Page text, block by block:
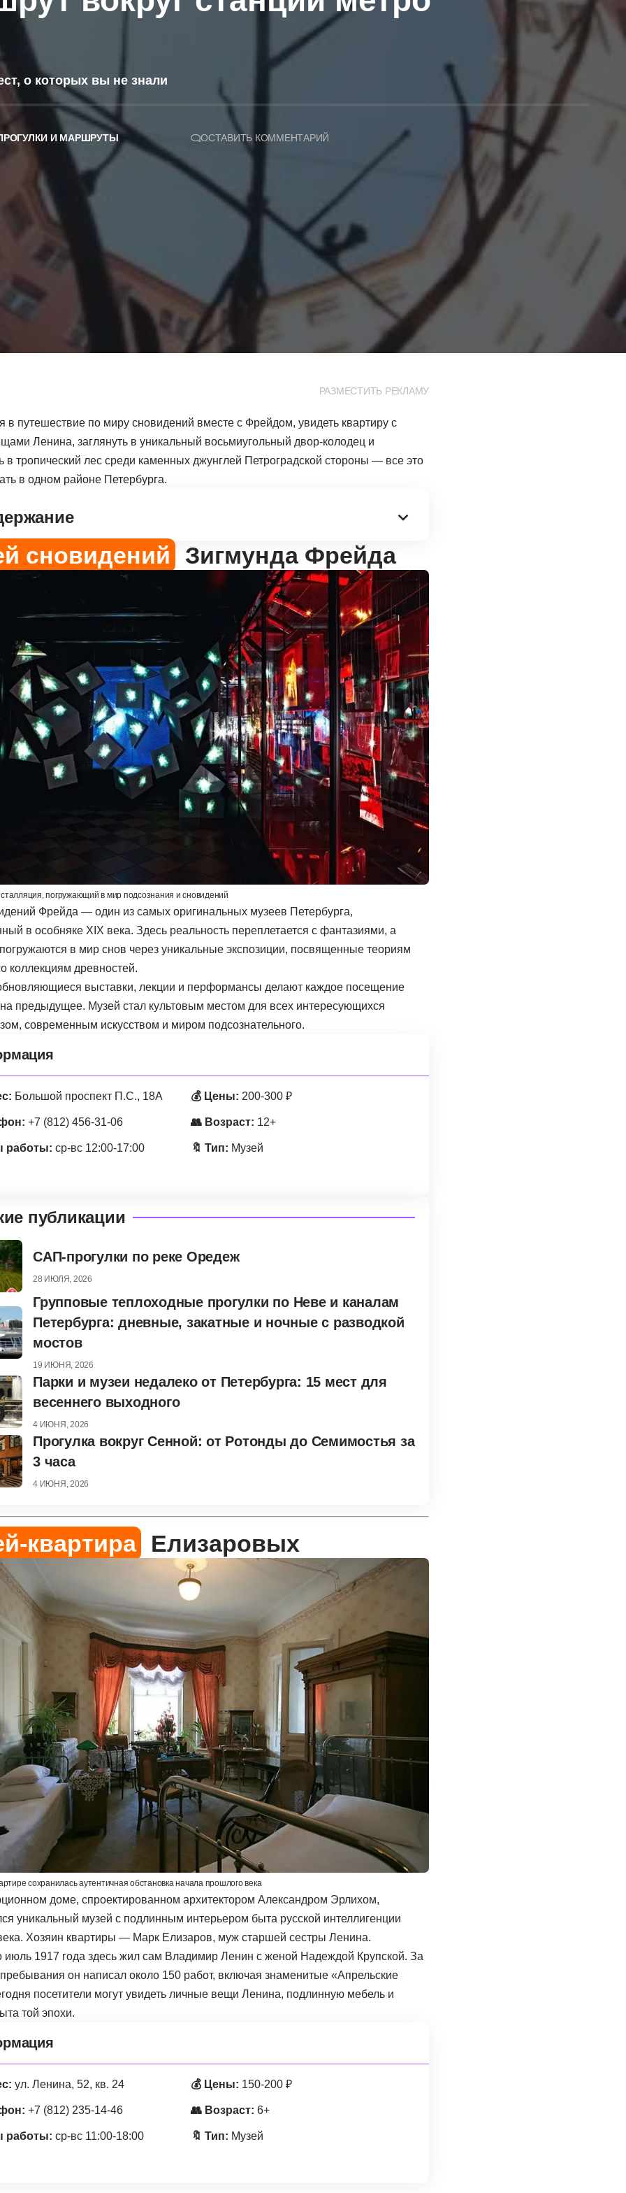
о которых вы не знали
И МАРШРУТЫ ОСТАВИТЬ КОММЕНТАРИЙ
РАЗМЕСТИТЬ РЕКЛАМУ
в путешествие по миру сновидений вместе с Фрейдом, увидеть квартиру с
Ленина, заглянуть в уникальный восьмиугольный двор-колодец и
в тропический лес среди каменных джунглей Петроградской стороны — все это
в одном районе Петербурга.
сновидений Зигмунда Фрейда
погружающий в мир подсознания и сновидений
Фрейда — один из самых оригинальных музеев Петербурга,
в особняке XIX века. Здесь реальность переплетается с фантазиями, а
в мир снов через уникальные экспозиции, посвященные теориям
коллекциям древностей.
выставки, лекции и перформансы делают каждое посещение
предыдущее. Музей стал культовым местом для всех интересующихся
современным искусством и миром подсознательного.
Большой проспект П.С., 18А 💰 Цены: 200-300 ₽
+7 (812) 456-31-06 👥 Возраст: 12+
работы: ср-вс 12:00-17:00 🔖 Тип: Музей
публикации
САП-прогулки по реке Оредеж
28 ИЮЛЯ, 2026
Групповые теплоходные прогулки по Неве и каналам
Петербурга: дневные, закатные и ночные с разводкой
мостов
19 ИЮНЯ, 2026
Парки и музеи недалеко от Петербурга: 15 мест для
весеннего выходного
4 ИЮНЯ, 2026
Прогулка вокруг Сенной: от Ротонды до Семимостья за
3 часа
4 ИЮНЯ, 2026
квартира Елизаровых
сохранилась аутентичная обстановка начала прошлого века
доме, спроектированном архитектором Александром Эрлихом,
уникальный музей с подлинным интерьером быта русской интеллигенции
Хозяин квартиры — Марк Елизаров, муж старшей сестры Ленина.
июль 1917 года здесь жил сам Владимир Ленин с женой Надеждой Крупской. За
он написал около 150 работ, включая знаменитые «Апрельские
посетители могут увидеть личные вещи Ленина, подлинную мебель и
той эпохи.
ул. Ленина, 52, кв. 24 💰 Цены: 150-200 ₽
+7 (812) 235-14-46 👥 Возраст: 6+
работы: ср-вс 11:00-18:00 🔖 Тип: Музей